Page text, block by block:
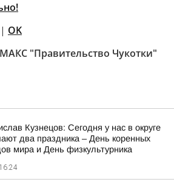
| OK
"Правительство Чукотки"
Кузнецов: Сегодня у нас в округе
два праздника – День коренных
мира и День физкультурника
16:24